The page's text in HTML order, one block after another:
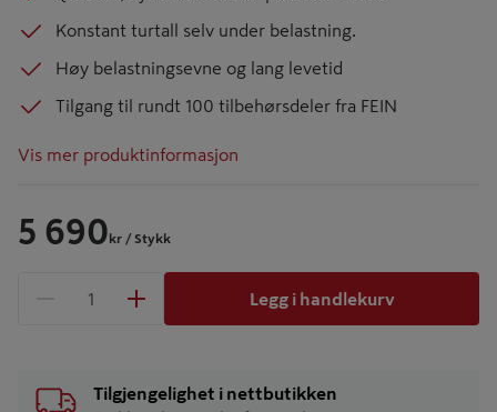
Konstant turtall selv under belastning.
Høy belastningsevne og lang levetid
Tilgang til rundt 100 tilbehørsdeler fra FEIN
Vis mer produktinformasjon
5 690 kr / Stykk
1 produkter
Legg i handlekurv
Tilgjengelighet i nettbutikken